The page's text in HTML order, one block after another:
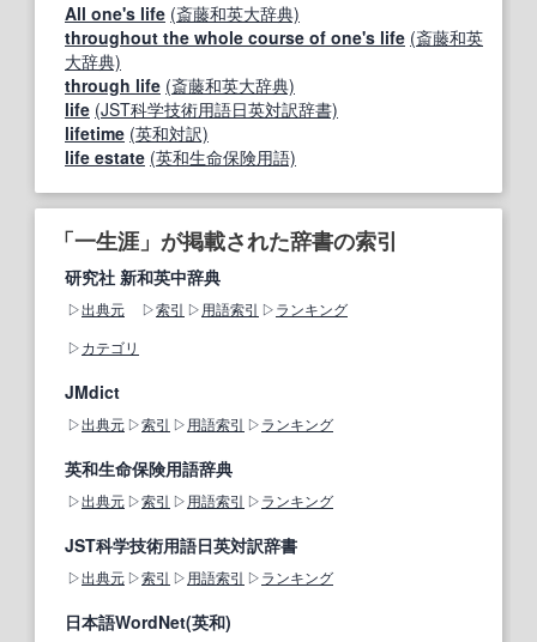
All one's life (斎藤和英大辞典)
throughout the whole course of one's life (斎藤和英
大辞典)
through life (斎藤和英大辞典)
life (JST科学技術用語日英対訳辞書)
lifetime (英和対訳)
life estate (英和生命保険用語)
「一生涯」が掲載された辞書の索引
研究社 新和英中辞典
出典元 索引 用語索引
ランキング
カテゴリ
JMdict
出典元 索引 用語索引 ランキング
英和生命保険用語辞典
出典元 索引 用語索引 ランキング
JST科学技術用語日英対訳辞書
出典元 索引 用語索引 ランキング
日本語WordNet(英和)